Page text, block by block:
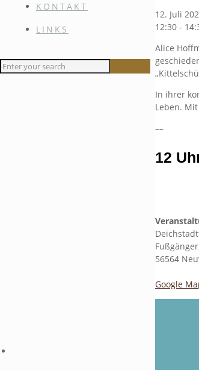
KONTAKT
LINKS
12. Juli
12:30 -
Alice
In ihrer
Leben.
––
12
56564
Google